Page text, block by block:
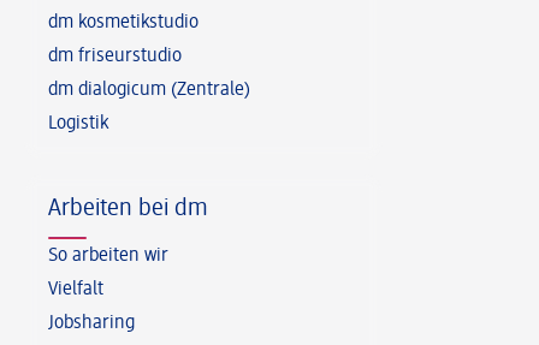
dm kosmetikstudio
dm friseurstudio
dm dialogicum (Zentrale)
Logistik
Arbeiten bei dm
So arbeiten wir
Vielfalt
Jobsharing